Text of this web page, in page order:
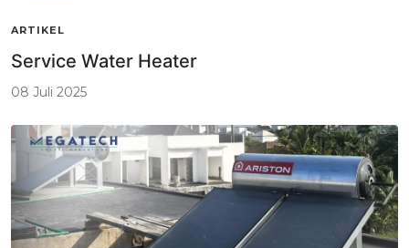
ARTIKEL
Service Water Heater
08 Juli 2025